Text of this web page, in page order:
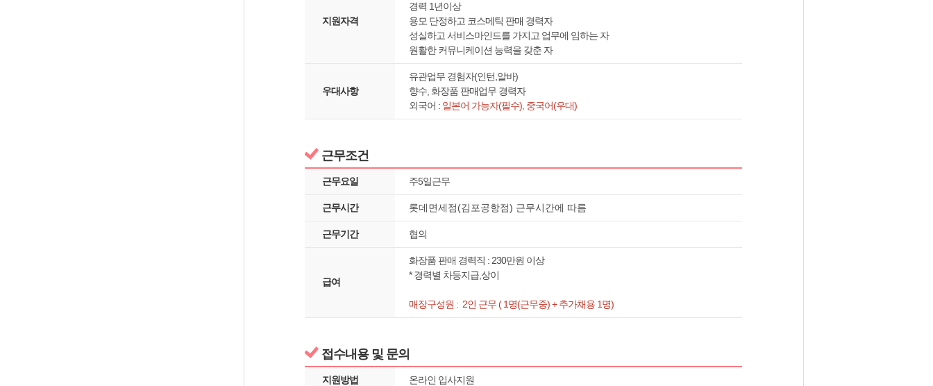
지원자격
경력 1년이상
용모 단정하고 코스메틱 판매 경력자
성실하고 서비스마인드를 가지고 업무에 임하는 자
원활한 커뮤니케이션 능력을 갖춘 자
우대사항
유관업무 경험자(인턴,알바)
향수, 화장품 판매업무 경력자
외국어 : 일본어 가능자(필수), 중국어(우대)
근무조건
근무요일 주5일근무
근무시간 롯데면세점(김포공항점) 근무시간에 따름
근무기간 협의
급여
화장품 판매 경력직 : 230만원 이상
* 경력별 차등지급,상이
매장구성원 : 2인 근무 ( 1명(근무중) + 추가채용 1명)
접수내용 및 문의
지원방법 온라인 입사지원